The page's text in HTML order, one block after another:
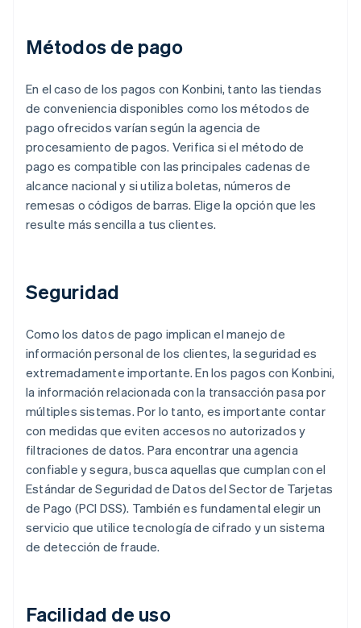
Métodos de pago
En el caso de los pagos con Konbini, tanto las tiendas
de conveniencia disponibles como los métodos de
pago ofrecidos varían según la agencia de
procesamiento de pagos. Verifica si el método de
pago es compatible con las principales cadenas de
alcance nacional y si utiliza boletas, números de
remesas o códigos de barras. Elige la opción que les
resulte más sencilla a tus clientes.
Seguridad
Como los datos de pago implican el manejo de
información personal de los clientes, la seguridad es
extremadamente importante. En los pagos con Konbini,
la información relacionada con la transacción pasa por
múltiples sistemas. Por lo tanto, es importante contar
con medidas que eviten accesos no autorizados y
filtraciones de datos. Para encontrar una agencia
confiable y segura, busca aquellas que cumplan con el
Estándar de Seguridad de Datos del Sector de Tarjetas
de Pago (PCI DSS). También es fundamental elegir un
servicio que utilice tecnología de cifrado y un sistema
de detección de fraude.
Facilidad de uso